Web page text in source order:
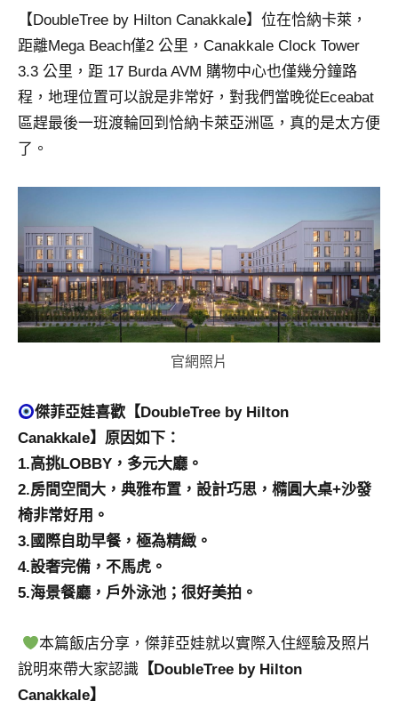
作
者、
各
發
表
會
活
學
校
企
業
講
客
及
旅
誌
專
欄、
觀
合
作
達
【DoubleTree by Hilton Canakkale】位在恰納卡萊，
距離Mega Beach僅2 公里，Canakkale Clock Tower
3.3 公里，距 17 Burda AVM 購物中心也僅幾分鐘路
程，地理位置可以說是非常好，對我們當晚從Eceabat
區趕最後一班渡輪回到恰納卡萊亞洲區，真的是太方便
了。
官網照片
傑菲亞娃喜歡【DoubleTree by Hilton
Canakkale】原因如下：
1.高挑LOBBY，多元大廳。
2.房間空間大，典雅布置，設計巧思，橢圓大桌+沙發
椅非常好用。
3.國際自助早餐，極為精緻。
4.設奢完備，不馬虎。
5.海景餐廳，戶外泳池；很好美拍。
本篇飯店分享，傑菲亞娃就以實際入住經驗及照片
說明來帶大家認識 【DoubleTree by Hilton
Canakkale】